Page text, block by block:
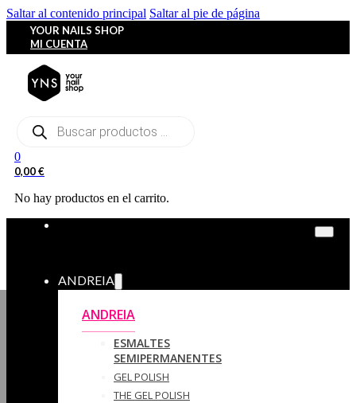
Saltar al contenido principal Saltar al pie de página
YOUR NAILS SHOP
MI CUENTA
Búsqueda
0
0,00€
No hay productos en el carrito.
ANDREIA
ANDREIA
ESMALTES
SEMIPERMANENTES
GEL POLISH
THE GEL POLISH